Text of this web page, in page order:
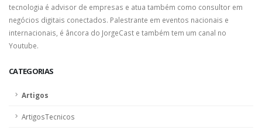
CATEGORIAS
Artigos
ArtigosTecnicos
tecnologia é advisor de empresas e atua também como consultor em
negócios digitais conectados. Palestrante em eventos nacionais e
internacionais, é âncora do JorgeCast e também tem um canal no
Youtube.